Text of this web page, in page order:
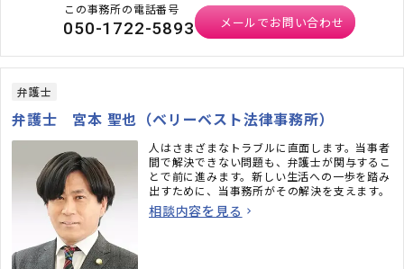
この事務所の電話番号
050-1722-5893 メールでお問い合わせ
弁護士
弁護士 宮本 聖也（ベリーベスト法律事務所）
人はさまざまなトラブルに直面します。当事者
間で解決できない問題も、弁護士が関与するこ
とで前に進みます。新しい生活への一歩を踏み
出すために、当事務所がその解決を支えます。
相談内容を見る